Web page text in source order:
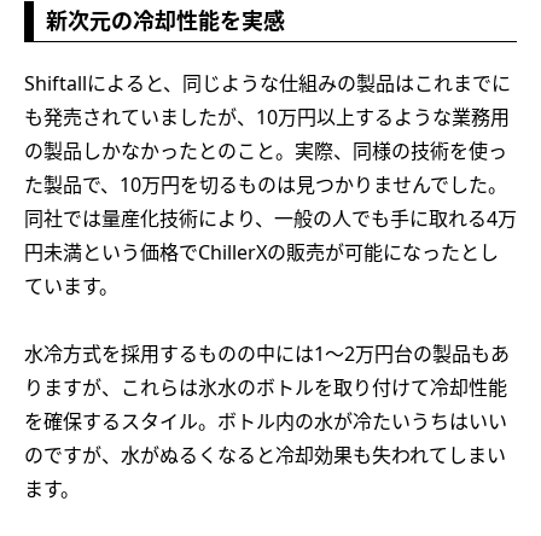
新次元の冷却性能を実感
Shiftallによると、同じような仕組みの製品はこれまでに
も発売されていましたが、10万円以上するような業務用
の製品しかなかったとのこと。実際、同様の技術を使っ
た製品で、10万円を切るものは見つかりませんでした。
同社では量産化技術により、一般の人でも手に取れる4万
円未満という価格でChillerXの販売が可能になったとし
ています。
水冷方式を採用するものの中には1～2万円台の製品もあ
りますが、これらは氷水のボトルを取り付けて冷却性能
を確保するスタイル。ボトル内の水が冷たいうちはいい
のですが、水がぬるくなると冷却効果も失われてしまい
ます。